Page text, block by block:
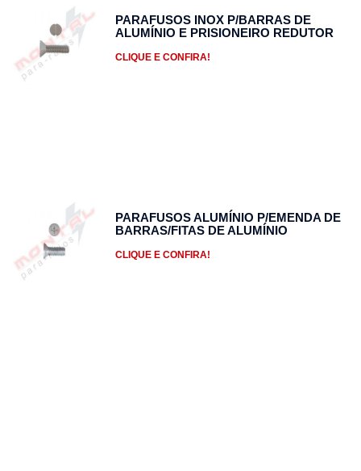
PARAFUSOS INOX P/BARRAS DE
ALUMÍNIO E PRISIONEIRO REDUTOR
CLIQUE E CONFIRA!
PARAFUSOS ALUMÍNIO P/EMENDA DE
BARRAS/FITAS DE ALUMÍNIO
CLIQUE E CONFIRA!